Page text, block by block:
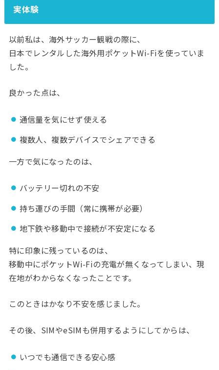
実体験
以前私は、海外サッカー観戦の際に、
日本でレンタルした海外用ポケットWi-Fiを使っていま
した。
良かった点は、
通信量を気にせず使える
複数人、複数デバイスでシェアできる
一方で気になったのは、
バッテリー切れの不安
持ち運びの手間（常に携帯が必要）
地下鉄や移動中で接続が不安定になる
特に印象に残っているのは、
移動中にポケットWi-Fiの充電が無くなってしまい、現
在地がわからなくなったことです。
このときはかなり不安を感じました。
その後、SIMやeSIMも併用するようにしてからは、
いつでも通信できる安心感